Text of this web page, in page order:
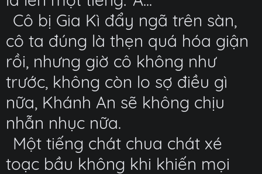
Cô bị Gia Kì đẩy ngã trên sàn,
cô ta đúng là thẹn quá hóa giận
rồi, nhưng giờ cô không như
trước, không còn lo sợ điều gì
nữa, Khánh An sẽ không chịu
nhẫn nhục nữa.
Một tiếng chát chua chát xé
toạc bầu không khi khiến mọi